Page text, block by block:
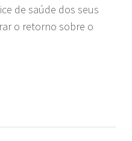
de saúde dos seus
o retorno sobre o